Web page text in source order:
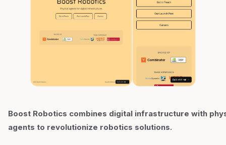
Boost Robotics combines digital infrastructure with
agents to revolutionize robotics solutions.